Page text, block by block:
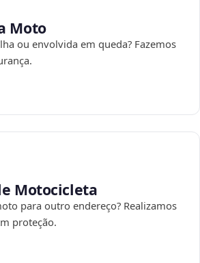
Moto
ou envolvida em queda? Fazemos
Motocicleta
para outro endereço? Realizamos
proteção.